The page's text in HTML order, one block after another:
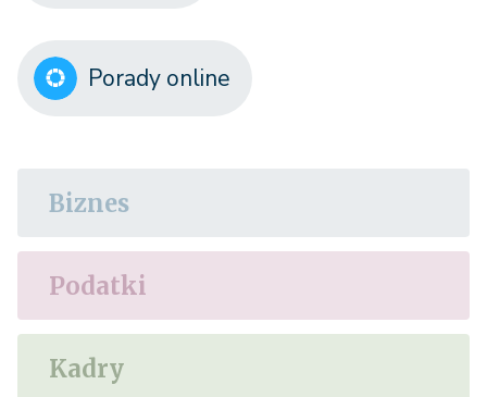
Porady online
Biznes
Podatki
Kadry